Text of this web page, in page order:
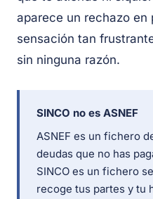
aparece un rechazo en
sensación tan
sin ninguna razón.
SINCO no es ASNEF
ASNEF es un fichero
deudas que no has
SINCO es un fichero
recoge tus partes y tu